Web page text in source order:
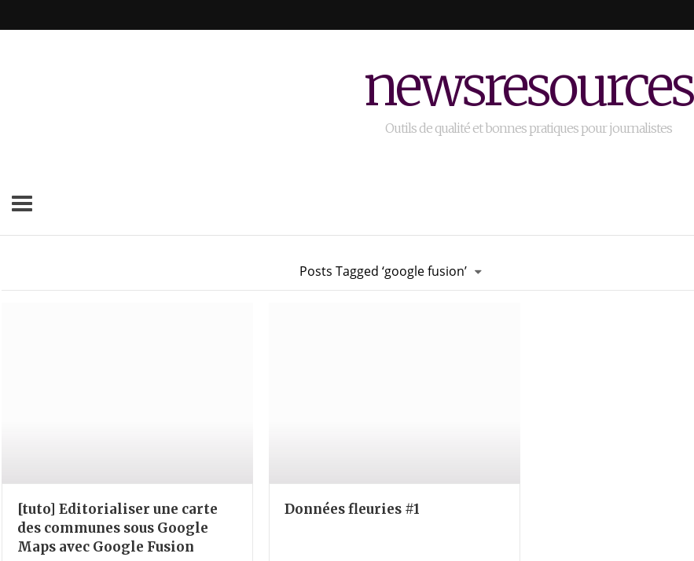
newsresources
Outils de qualité et bonnes pratiques pour journalistes
Posts Tagged ‘google fusion’
[tuto] Editorialiser une carte
des communes sous Google
Maps avec Google Fusion
Données fleuries #1